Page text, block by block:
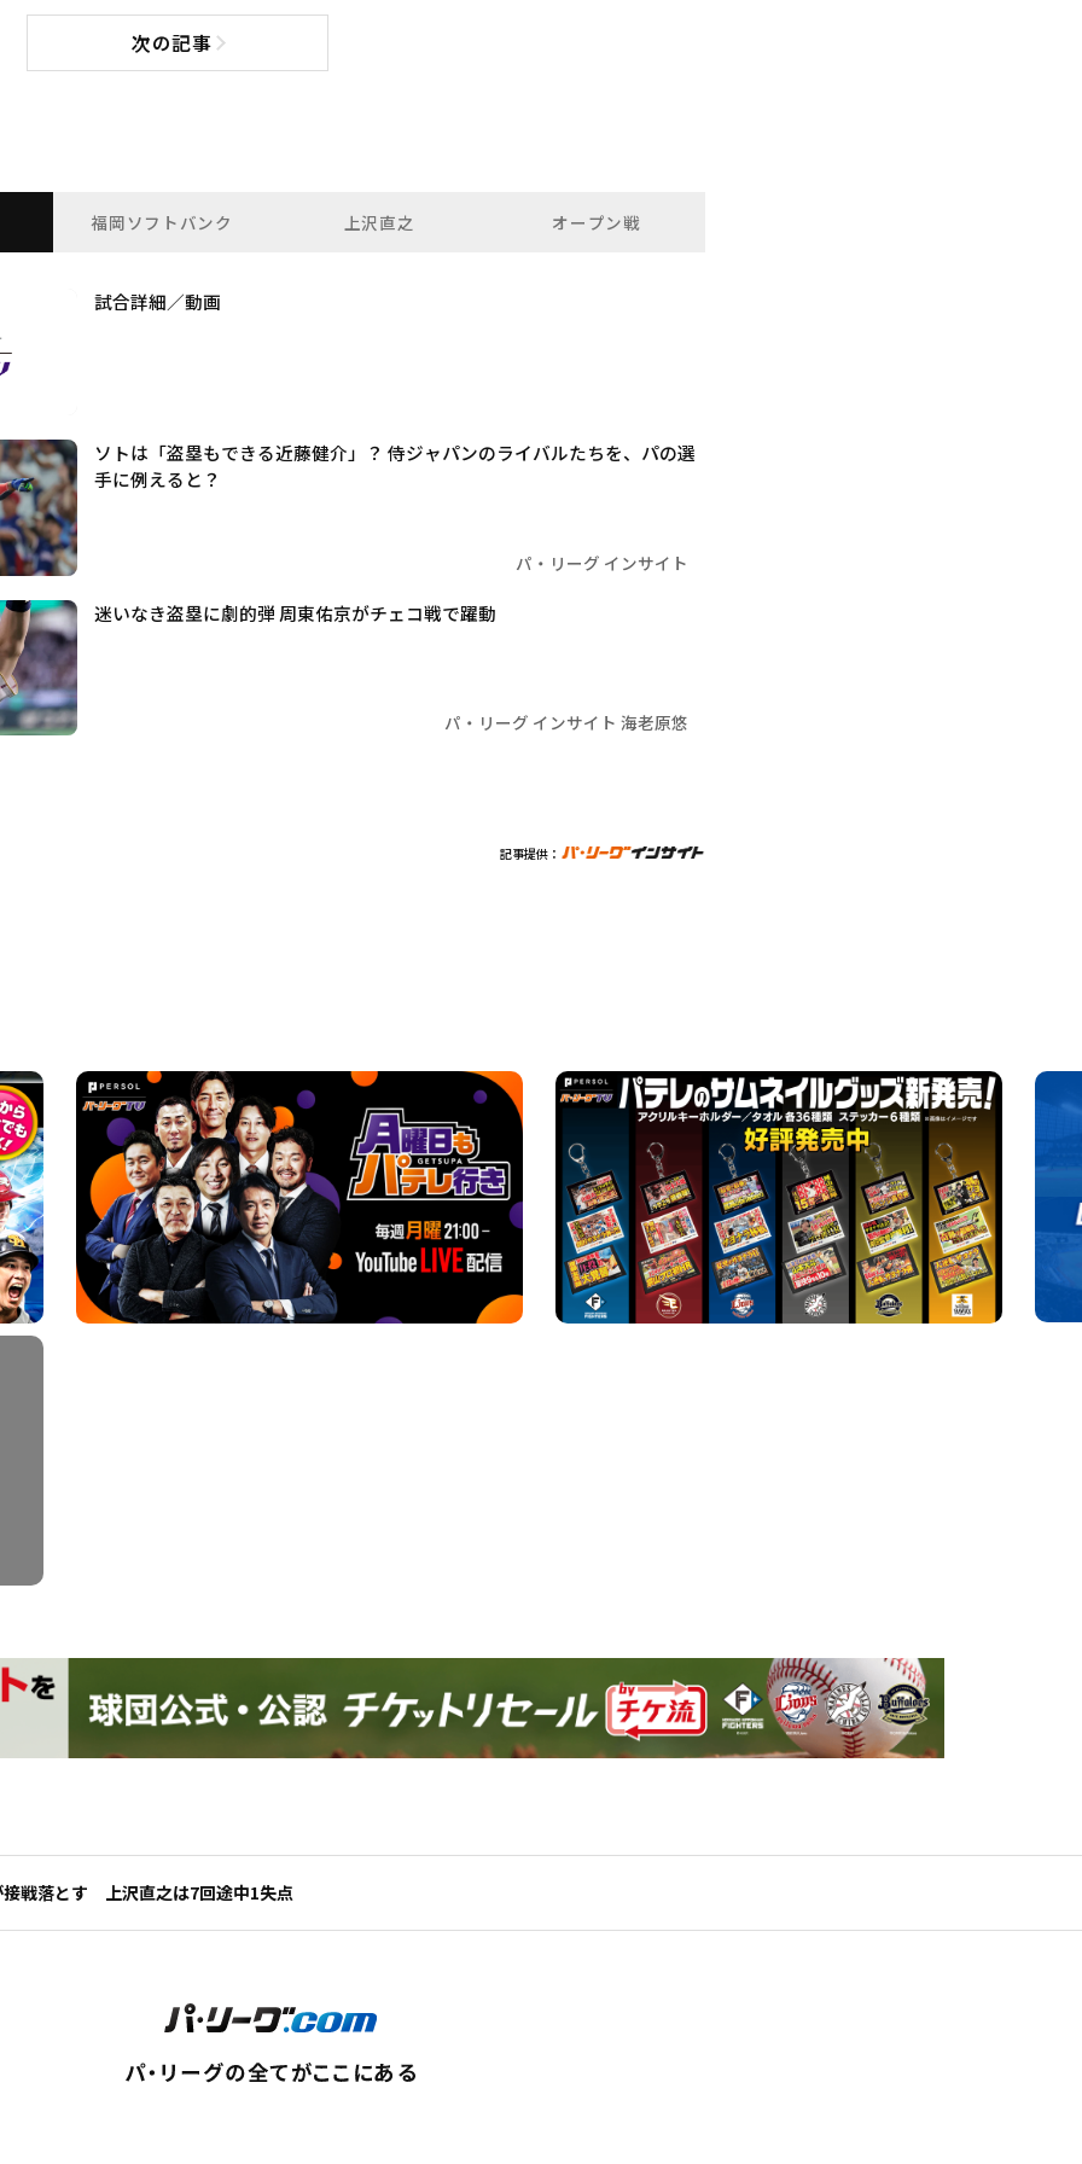
次の記事次の記事へ
福岡ソフトバンク 上沢直之 オープン戦
試合詳細／動画
ソトは「盗塁もできる近藤健介」？ 侍ジャパンのライバルたちを、パの選
手に例えると？
パ・リーグ インサイト
迷いなき盗塁に劇的弾 周東佑京がチェコ戦で躍動
パ・リーグ インサイト 海老原悠
記事提供：
接戦落とす 上沢直之は7回途中1失点